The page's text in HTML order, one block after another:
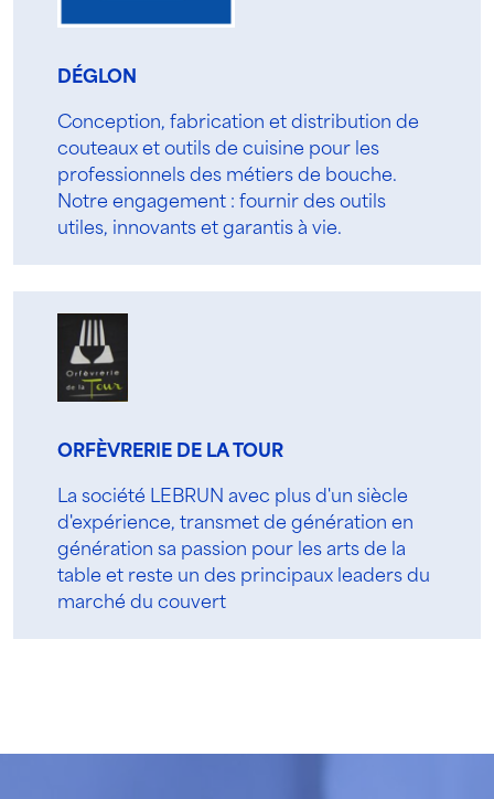
DÉGLON
Conception, fabrication et distribution de
couteaux et outils de cuisine pour les
professionnels des métiers de bouche.
Notre engagement : fournir des outils
utiles, innovants et garantis à vie.
ORFÈVRERIE DE LA TOUR
La société LEBRUN avec plus d'un siècle
d'expérience, transmet de génération en
génération sa passion pour les arts de la
table et reste un des principaux leaders du
marché du couvert